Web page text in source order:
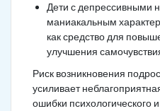
Дети с депрессивными
маниакальным
как средство для
улучшения
Риск возникновения
усиливает
ошибки психологического